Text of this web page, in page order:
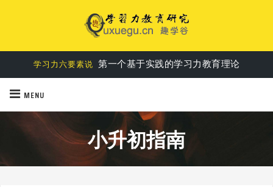
学习力六要素说 第一个基于实践的学习力教育理论
MENU
小升初指南